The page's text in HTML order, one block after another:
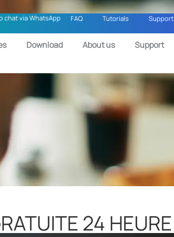
chat via WhatsApp FAQ Tutorials Support
Download About us Support
24 HEURE